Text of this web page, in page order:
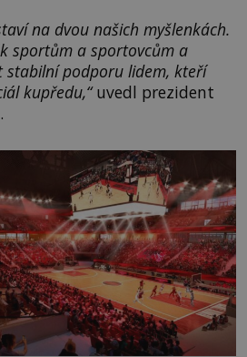
na dvou našich myšlenkách.
sportům a sportovcům a
stabilní podporu lidem, kteří
kupředu,“uvedl prezident